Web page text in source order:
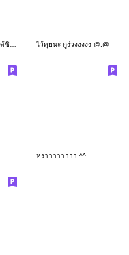
ใช้ชื่อจริงก็ด่ามึง..ไม่ได้ซิ ^^ ไว้คุยนะ กูง่วงงงงง @.@
หราาาาาาาา ^^